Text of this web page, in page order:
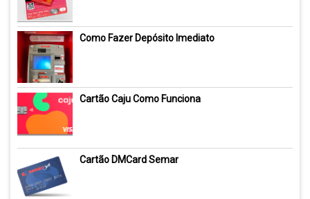
Como Fazer Depósito Imediato
Cartão Caju Como Funciona
Cartão DMCard Semar